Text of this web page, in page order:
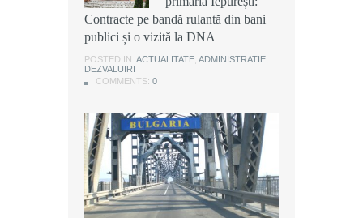
Contracte pe bandă rulantă din bani
publici și o vizită la DNA
POSTED IN: ACTUALITATE ADMINISTRATIE
DEZVALUIRI
COMMENTS: 0
Contracte pe bandă rulantă din bani
publici și o vizită la DNA
POSTED IN: ACTUALITATE ADMINISTRATIE
DEZVALUIRI
COMMENTS: 0
Contracte pe bandă rulantă din bani
publici și o vizită la DNA
POSTED IN: ACTUALITATE ADMINISTRATIE
DEZVALUIRI
COMMENTS: 0
Instituția Prefectului: Măsuri